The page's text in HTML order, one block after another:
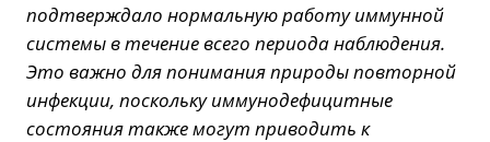
подтверждало нормальную работу иммунной
системы в течение всего периода наблюдения.
Это важно для понимания природы повторной
инфекции, поскольку иммунодефицитные
состояния также могут приводить к